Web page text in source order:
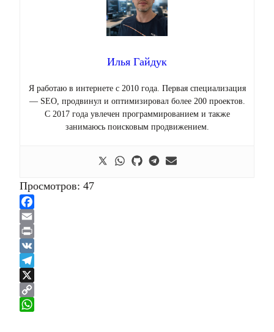
Илья Гайдук
Я работаю в интернете с 2010 года. Первая специализация
— SEO, продвинул и оптимизировал более 200 проектов.
С 2017 года увлечен программированием и также
занимаюсь поисковым продвижением.
Просмотров: 47
Facebook
Email
Print
VK
Telegram
X
Copy